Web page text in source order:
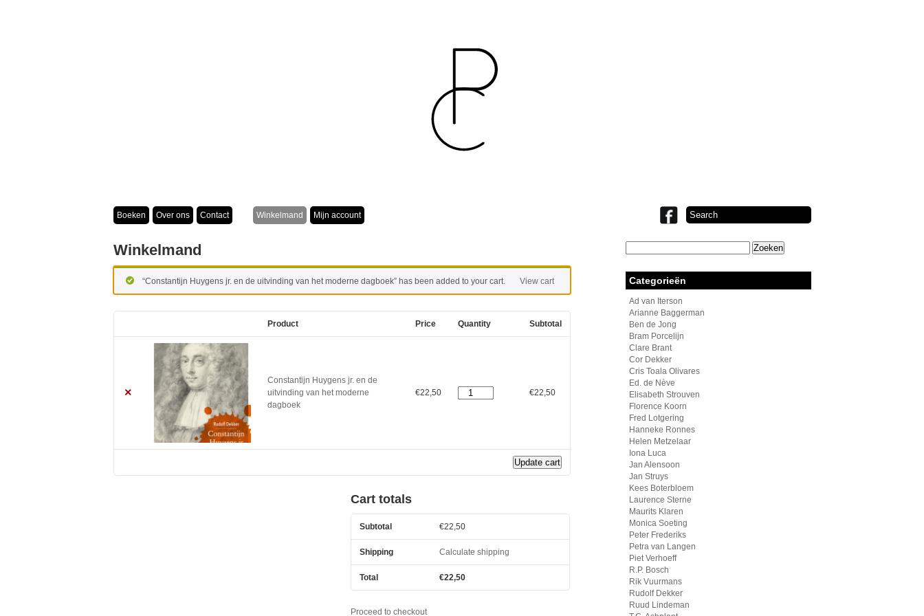
Boeken Over ons Contact Winkelmand Mijn account
Winkelmand
“Constantijn Huygens jr. en de uitvinding van het moderne dagboek” has been added to your cart. View cart
image
Product Price Quantity Subtotal
×
Constantijn Huygens jr. en de
uitvinding van het moderne
dagboek
€22,50
Constantijn
het
quantity
€22,50
Update cart
Cart totals
Subtotal €22,50
Shipping Calculate shipping
Total €22,50
Proceed to checkout
naar:
Categorieën
Ad van Iterson
Arianne Baggerman
Ben de Jong
Bram Porcelijn
Clare Brant
Cor Dekker
Cris Toala Olivares
Ed. de Nève
Elisabeth Strouven
Florence Koorn
Fred Lotgering
Hanneke Ronnes
Helen Metzelaar
Iona Luca
Jan Alensoon
Jan Struys
Kees Boterbloem
Laurence Sterne
Maurits Klaren
Monica Soeting
Peter Frederiks
Petra van Langen
Piet Verhoeff
R.P. Bosch
Rik Vuurmans
Rudolf Dekker
Ruud Lindeman